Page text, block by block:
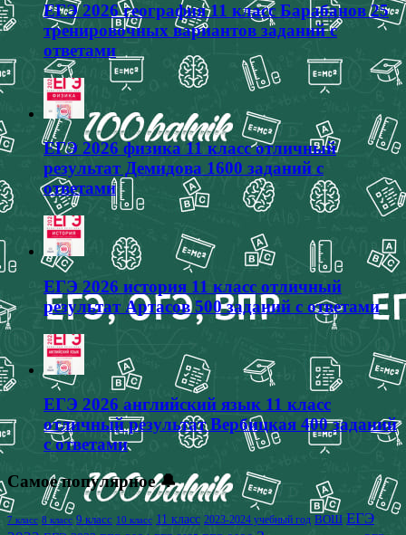
ЕГЭ 2026 география 11 класс Барабанов 25
тренировочных вариантов заданий с
ответами
ЕГЭ 2026 физика 11 класс отличный
результат Демидова 1600 заданий с
ответами
ЕГЭ 2026 история 11 класс отличный
результат Артасов 500 заданий с ответами
ЕГЭ 2026 английский язык 11 класс
отличный результат Вербицкая 400 заданий
с ответами
Самое популярное 🔔
7 класс 8 класс 9 класс 10 класс 11 класс 2023-2024 учебный год ВОШ ЕГЭ